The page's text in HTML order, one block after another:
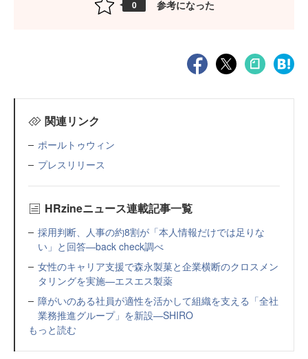
0 参考になった
関連リンク
ポールトゥウィン
プレスリリース
HRzineニュース連載記事一覧
採用判断、人事の約8割が「本人情報だけでは足りな
い」と回答—back check調べ
女性のキャリア支援で森永製菓と企業横断のクロスメン
タリングを実施—エスエス製薬
障がいのある社員が適性を活かして組織を支える「全社
業務推進グループ」を新設—SHIRO
もっと読む